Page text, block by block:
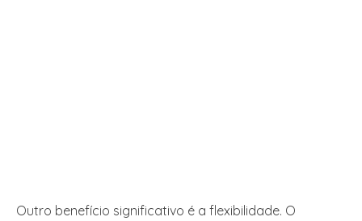
Outro benefício significativo é a flexibilidade. O